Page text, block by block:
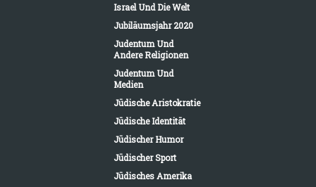
Israel Und Die Welt
Jubiläumsjahr 2020
Judentum Und
Andere Religionen
Judentum Und
Medien
Jüdische Aristokratie
Jüdische Identität
Jüdischer Humor
Jüdischer Sport
Jüdisches Amerika